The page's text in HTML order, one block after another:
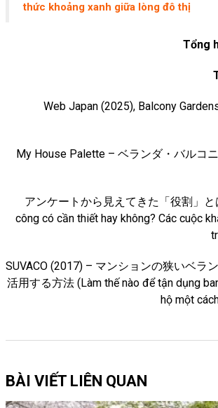
thức khoảng xanh giữa lòng đô thị
Tổng
Web Japan (2025), Balcony
My House Palette – ベランダ・バルコ
アンケートから見えてきた「役割」と
công có cần thiết hay không? Các cuộc
SUVACO (2017) – マンションの狭いベラ
活用する方法 (Làm thế nào để tận dụng
hộ một
BÀI VIẾT LIÊN QUAN